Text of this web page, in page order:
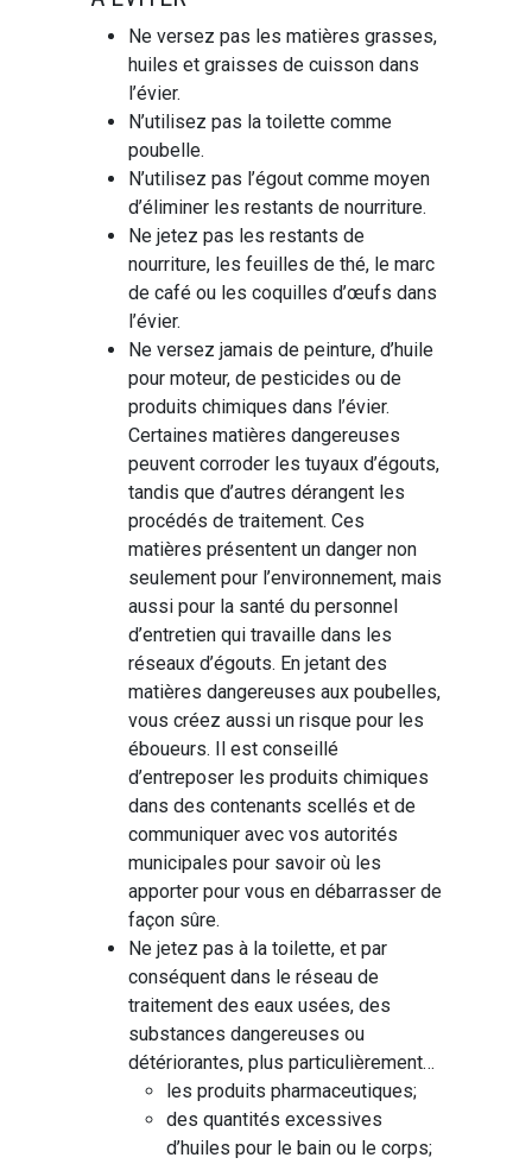
Ne versez pas les matières grasses,
huiles et graisses de cuisson dans
l’évier.
N’utilisez pas la toilette comme
poubelle.
N’utilisez pas l’égout comme moyen
d’éliminer les restants de nourriture.
Ne jetez pas les restants de
nourriture, les feuilles de thé, le marc
de café ou les coquilles d’œufs dans
l’évier.
Ne versez jamais de peinture, d’huile
pour moteur, de pesticides ou de
produits chimiques dans l’évier.
Certaines matières dangereuses
peuvent corroder les tuyaux d’égouts,
tandis que d’autres dérangent les
procédés de traitement. Ces
matières présentent un danger non
seulement pour l’environnement, mais
aussi pour la santé du personnel
d’entretien qui travaille dans les
réseaux d’égouts. En jetant des
matières dangereuses aux poubelles,
vous créez aussi un risque pour les
éboueurs. Il est conseillé
d’entreposer les produits chimiques
dans des contenants scellés et de
communiquer avec vos autorités
municipales pour savoir où les
apporter pour vous en débarrasser de
façon sûre.
Ne jetez pas à la toilette, et par
conséquent dans le réseau de
traitement des eaux usées, des
substances dangereuses ou
détériorantes, plus particulièrement…
les produits pharmaceutiques;
des quantités excessives
d’huiles pour le bain ou le corps;